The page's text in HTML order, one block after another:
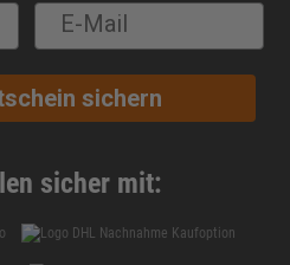
sichern
sicher mit: